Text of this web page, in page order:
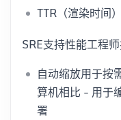
TTR（渲染时间
SRE支持性能工程师
自动缩放用于按
算机相比 - 用于
署